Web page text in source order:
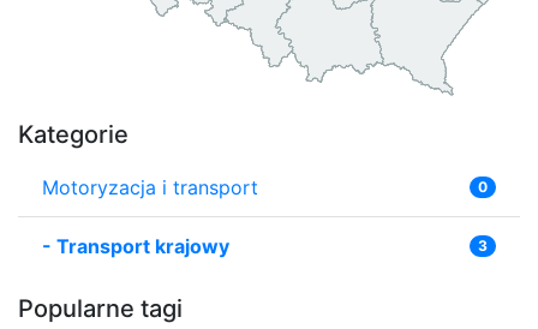
Kategorie
Motoryzacja i transport 0
- Transport krajowy 3
Popularne tagi